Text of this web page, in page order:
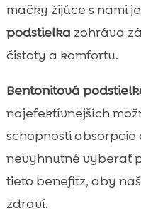
mačky žijúce s nami
podstielka zohráva
čistoty a komfortu.
Bentonitová
najefektívnejších
schopnosti
nevyhnutné vyberať
tieto benefitz, aby
zdraví.